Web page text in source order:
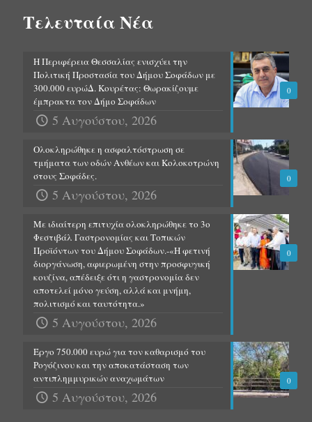
Τελευταία Νέα
0
Η Περιφέρεια Θεσσαλίας ενισχύει την
Πολιτική Προστασία του Δήμου Σοφάδων με
300.000 ευρώΔ. Κουρέτας: Θωρακίζουμε
έμπρακτα τον Δήμο Σοφάδων
5 Αυγούστου, 2026
0
Ολοκληρώθηκε η ασφαλτόστρωση σε
τμήματα των οδών Ανθέων και Κολοκοτρώνη
στους Σοφάδες.
5 Αυγούστου, 2026
0
Με ιδιαίτερη επιτυχία ολοκληρώθηκε το 3ο
Φεστιβάλ Γαστρονομίας και Τοπικών
Προϊόντων του Δήμου Σοφάδων.-«Η φετινή
διοργάνωση, αφιερωμένη στην προσφυγική
κουζίνα, απέδειξε ότι η γαστρονομία δεν
αποτελεί μόνο γεύση, αλλά και μνήμη,
πολιτισμό και ταυτότητα.»
5 Αυγούστου, 2026
0
Έργο 750.000 ευρώ για τον καθαρισμό του
Ρογόζινου και την αποκατάσταση των
αντιπλημμυρικών αναχωμάτων
5 Αυγούστου, 2026